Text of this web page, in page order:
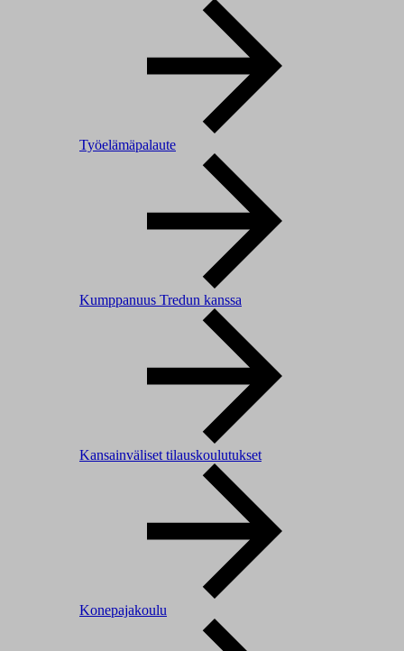
Työelämäpalaute
Kumppanuus Tredun kanssa
Kansainväliset tilauskoulutukset
Konepajakoulu